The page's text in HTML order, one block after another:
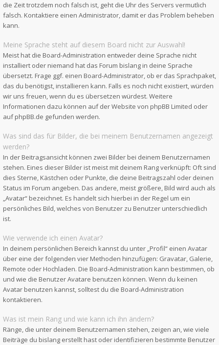
die Zeit trotzdem noch falsch ist, geht die Uhr des Servers vermutlich
falsch. Kontaktiere einen Administrator, damit er das Problem beheben
kann.
Meine Sprache steht auf diesem Board nicht zur Auswahl!
Meist hat die Board-Administration entweder deine Sprache nicht
installiert oder niemand hat das Forum bislang in deine Sprache
übersetzt. Frage ggf. einen Board-Administrator, ob er das Sprachpaket,
das du benötigst, installieren kann. Falls es noch nicht existiert, würden
wir uns freuen, wenn du es übersetzen würdest. Weitere
Informationen dazu können auf der Website von phpBB Limited oder
aufphpBB.de gefunden werden.
Was sind das für Bilder, die bei meinem Benutzernamen angezeigt
werden?
In der Beitragsansicht können zwei Bilder bei deinem Benutzernamen
stehen. Eines dieser Bilder ist meist mit deinem Rang verknüpft: Oft sind
dies Sterne, Kästchen oder Punkte, die deine Beitragszahl oder deinen
Status im Forum angeben. Das andere, meist größere, Bild wird auch als
„Avatar“ bezeichnet. Es handelt sich hierbei in der Regel um ein
persönliches Bild, welches von Benutzer zu Benutzer unterschiedlich
ist.
Wie verwende ich einen Avatar?
In deinem persönlichen Bereich kannst du unter „Profil“ einen Avatar
über eine der folgenden vier Methoden hinzufügen: Gravatar, Galerie,
Remote oder Hochladen. Die Board-Administration kann bestimmen, ob
und wie die Benutzer Avatare benutzen können. Wenn du keinen
Avatar benutzen kannst, solltest du die Board-Administration
kontaktieren.
Was ist mein Rang und wie kann ich ihn ändern?
Ränge, die unter deinem Benutzernamen stehen, zeigen an, wie viele
Beiträge du bislang erstellt hast oder identifizieren bestimmte Benutzer